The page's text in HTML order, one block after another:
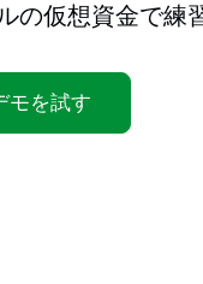
の仮想資金で練
モを試す